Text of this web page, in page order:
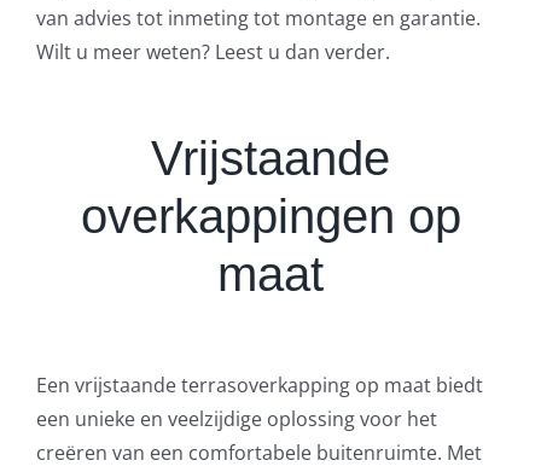
van advies tot inmeting tot montage en garantie.
Wilt u meer weten? Leest u dan verder.
Vrijstaande
overkappingen op
maat
Een vrijstaande terrasoverkapping op maat biedt
een unieke en veelzijdige oplossing voor het
creëren van een comfortabele buitenruimte. Met